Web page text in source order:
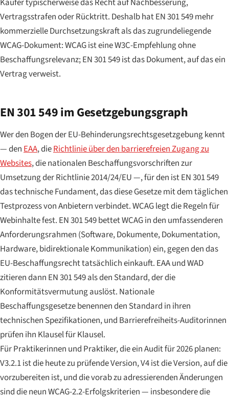
Vertragsstrafen oder Rücktritt. Deshalb hat EN 301 549 mehr
kommerzielle Durchsetzungskraft als das zugrundeliegende
WCAG-Dokument: WCAG ist eine W3C-Empfehlung ohne
Beschaffungsrelevanz; EN 301 549 ist das Dokument, auf das ein
Vertrag verweist.
EN 301 549 im Gesetzgebungsgraph
Wer den Bogen der EU-Behinderungsrechtsgesetzgebung kennt
— den EAA, dieRichtlinie über den barrierefreien Zugang zu
Websites, die nationalen Beschaffungsvorschriften zur
Umsetzung der Richtlinie 2014/24/EU —, für den ist EN 301 549
das technische Fundament, das diese Gesetze mit dem täglichen
Testprozess von Anbietern verbindet. WCAG legt die Regeln für
Webinhalte fest. EN 301 549 bettet WCAG in den umfassenderen
Anforderungsrahmen (Software, Dokumente, Dokumentation,
Hardware, bidirektionale Kommunikation) ein, gegen den das
EU-Beschaffungsrecht tatsächlich einkauft. EAA und WAD
zitieren dann EN 301 549 als den Standard, der die
Konformitätsvermutung auslöst. Nationale
Beschaffungsgesetze benennen den Standard in ihren
technischen Spezifikationen, und Barrierefreiheits-Auditorinnen
prüfen ihn Klausel für Klausel.
Für Praktikerinnen und Praktiker, die ein Audit für 2026 planen:
V3.2.1 ist die heute zu prüfende Version, V4 ist die Version, auf die
vorzubereiten ist, und die vorab zu adressierenden Änderungen
sind die neun WCAG-2.2-Erfolgskriterien — insbesondere die